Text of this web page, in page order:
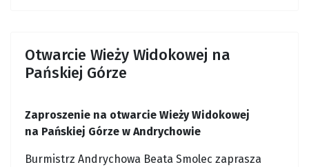
Otwarcie Wieży Widokowej na
Pańskiej Górze
Zaproszenie na otwarcie Wieży Widokowej
na Pańskiej Górze w Andrychowie
Burmistrz Andrychowa Beata Smolec zaprasza